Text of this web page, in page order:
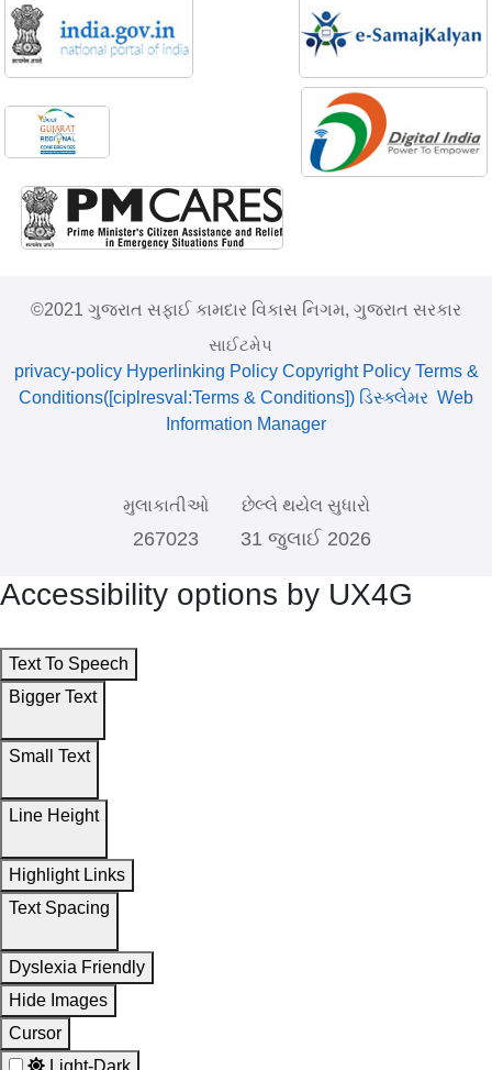
©2021 ગુજરાત સફાઈ કામદાર વિકાસ નિગમ, ગુજરાત સરકાર
સાઈટમેપ
privacy-policy Hyperlinking Policy Copyright Policy Terms &
Conditions([ciplresval:Terms & Conditions]) ડિસ્ક્લેમર Web
Information Manager
મુલાકાતીઓ
267023
છેલ્લે થયેલ સુધારો
31 જુલાઈ 2026
Accessibility options by UX4G
Text To Speech
Bigger Text
Small Text
Line Height
Highlight Links
Text Spacing
Dyslexia Friendly
Hide Images
Cursor
Light-Dark